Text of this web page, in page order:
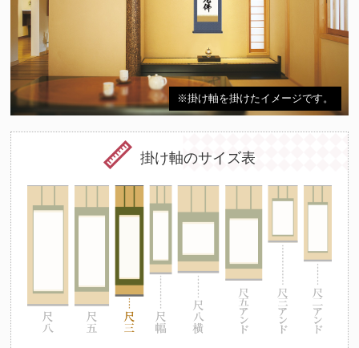
※掛け軸を掛けたイメージです。
掛け軸のサイズ表